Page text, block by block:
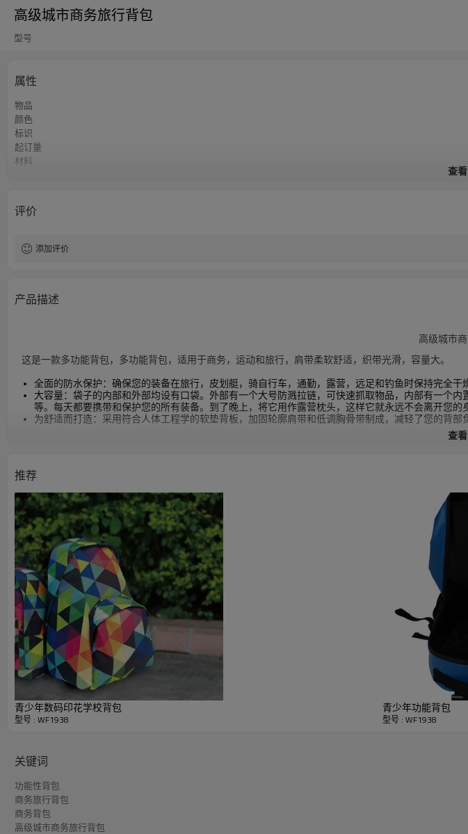
高级城市商务旅行背包
型号
属性
物品
颜色
标识
起订量
材料
查
评价
添加评价
产品描述
高级城市
这是一款多功能背包，多功能背包，适用于商务，运动和旅行，肩带柔软舒适，织带光滑，容量大。
全面的防水保护：确保您的装备在旅行，皮划艇，骑自行车，通勤，露营，远足和钓鱼时保持完全干
大容量：袋子的内部和外部均设有口袋。外部有一个大号防溅拉链，可快速抓取物品，内部有一个
等。每天都要携带和保护您的所有装备。到了晚上，将它用作露营枕头，这样它就永远不会离开您的
为舒适而打造：采用符合人体工程学的软垫背板，加固轮廓肩带和低调胸骨带制成，减轻了您的背
查
推荐
青少年数码印花学校背包
型号 : WF1938
青少年功能背包
型号 : WF1938
关键词
功能性背包
商务旅行背包
商务背包
高级城市商务旅行背包